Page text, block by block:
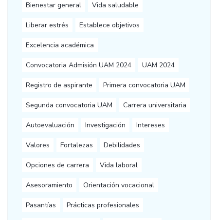
Bienestar general Vida saludable
Liberar estrés Establece objetivos
Excelencia académica
Convocatoria Admisión UAM 2024 UAM 2024
Registro de aspirante Primera convocatoria UAM
Segunda convocatoria UAM Carrera universitaria
Autoevaluación Investigación Intereses
Valores Fortalezas Debilidades
Opciones de carrera Vida laboral
Asesoramiento Orientación vocacional
Pasantías Prácticas profesionales